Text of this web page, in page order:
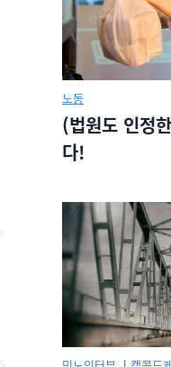
노동
(법원도 인정
다!